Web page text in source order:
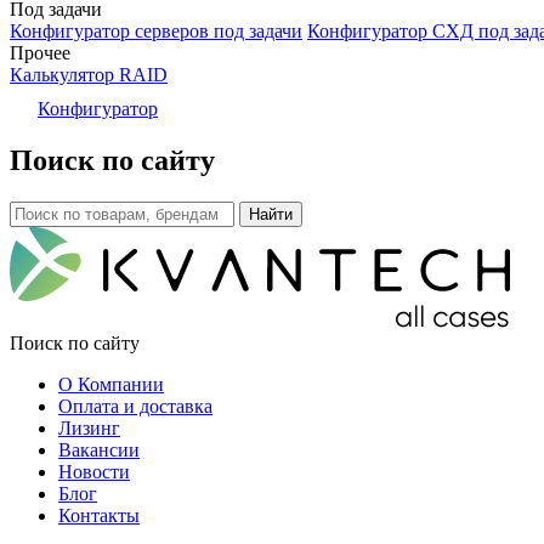
Под задачи
Конфигуратор серверов под задачи Конфигуратор СХД под
Прочее
Калькулятор RAID
Конфигуратор
Поиск по сайту
Поиск по сайту
О Компании
Оплата и доставка
Лизинг
Вакансии
Новости
Блог
Контакты